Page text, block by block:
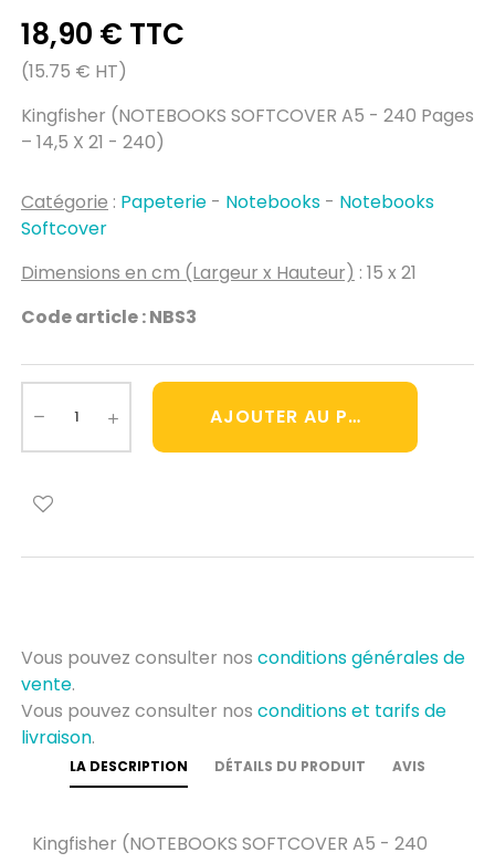
18,90 € TTC
(15.75 € HT)
Kingfisher (NOTEBOOKS SOFTCOVER A5 - 240 Pages
– 14,5 X 21 - 240)
Catégorie : Papeterie - Notebooks - Notebooks
Softcover
Dimensions en cm (Largeur x Hauteur) : 15 x 21
Code article : NBS3
AJOUTER AU PANIER
Vous pouvez consulter nos conditions générales de
vente.
Vous pouvez consulter nos conditions et tarifs de
livraison.
LA DESCRIPTION DÉTAILS DU PRODUIT AVIS
Kingfisher (NOTEBOOKS SOFTCOVER A5 - 240